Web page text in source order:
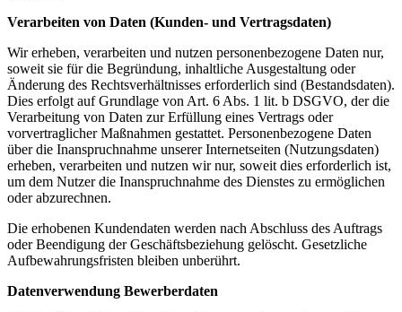
Verarbeiten von Daten (Kunden- und Vertragsdaten)
Wir erheben, verarbeiten und nutzen personenbezogene Daten nur,
soweit sie für die Begründung, inhaltliche Ausgestaltung oder
Änderung des Rechtsverhältnisses erforderlich sind (Bestandsdaten).
Dies erfolgt auf Grundlage von Art. 6 Abs. 1 lit. b DSGVO, der die
Verarbeitung von Daten zur Erfüllung eines Vertrags oder
vorvertraglicher Maßnahmen gestattet. Personenbezogene Daten
über die Inanspruchnahme unserer Internetseiten (Nutzungsdaten)
erheben, verarbeiten und nutzen wir nur, soweit dies erforderlich ist,
um dem Nutzer die Inanspruchnahme des Dienstes zu ermöglichen
oder abzurechnen.
Die erhobenen Kundendaten werden nach Abschluss des Auftrags
oder Beendigung der Geschäftsbeziehung gelöscht. Gesetzliche
Aufbewahrungsfristen bleiben unberührt.
Datenverwendung Bewerberdaten